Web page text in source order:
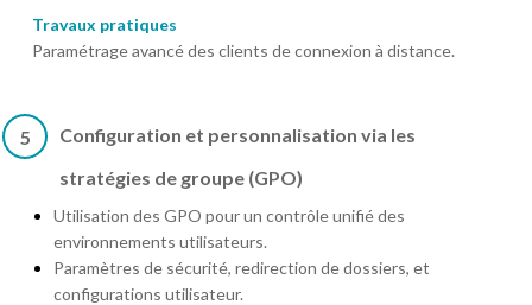
Travaux pratiques
Paramétrage avancé des clients de connexion à distance.
5
Configuration et personnalisation via les
stratégies de groupe (GPO)
Utilisation des GPO pour un contrôle unifié des
environnements utilisateurs.
Paramètres de sécurité, redirection de dossiers, et
configurations utilisateur.